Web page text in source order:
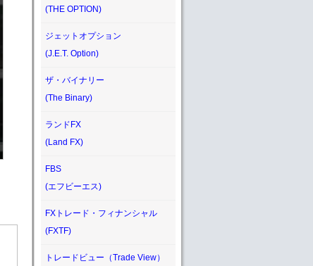
(THE OPTION)
ジェットオプション
(J.E.T. Option)
ザ・バイナリー
(The Binary)
ランドFX
(Land FX)
FBS
(エフビーエス)
FXトレード・フィナンシャル
(FXTF)
トレードビュー（Trade View）